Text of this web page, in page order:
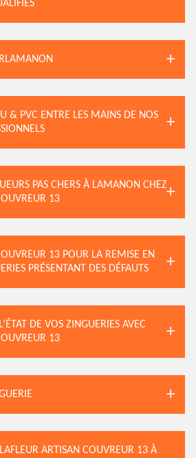
& PVC ENTRE LES MAINS DE NOS
PAS CHERS À LAMANON CHEZ
13
13 POUR LA REMISE EN
PRÉSENTANT DES DÉFAUTS
DE VOS ZINGUERIES AVEC
13
ARTISAN COUVREUR 13 À